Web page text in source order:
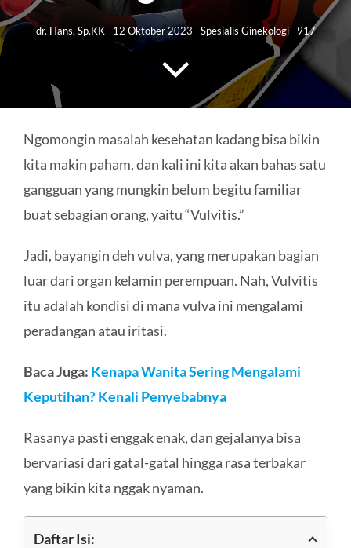
HUBUNGI KAMI
dr. Hans, Sp.KK 12 Oktober 2023 Spesialis Ginekologi 917
Ngomongin masalah kesehatan kadang bisa bikin
kita makin paham, dan kali ini kita akan bahas satu
gangguan yang mungkin belum begitu familiar
buat sebagian orang, yaitu “Vulvitis.”
Jadi, bayangin deh vulva, yang merupakan bagian
luar dari organ kelamin perempuan. Nah, Vulvitis
itu adalah kondisi di mana vulva ini mengalami
peradangan atau iritasi.
Baca Juga: Kenapa Wanita Sering Mengalami
Keputihan? Kenali Penyebabnya
Rasanya pasti enggak enak, dan gejalanya bisa
bervariasi dari gatal-gatal hingga rasa terbakar
yang bikin kita nggak nyaman.
Daftar Isi: